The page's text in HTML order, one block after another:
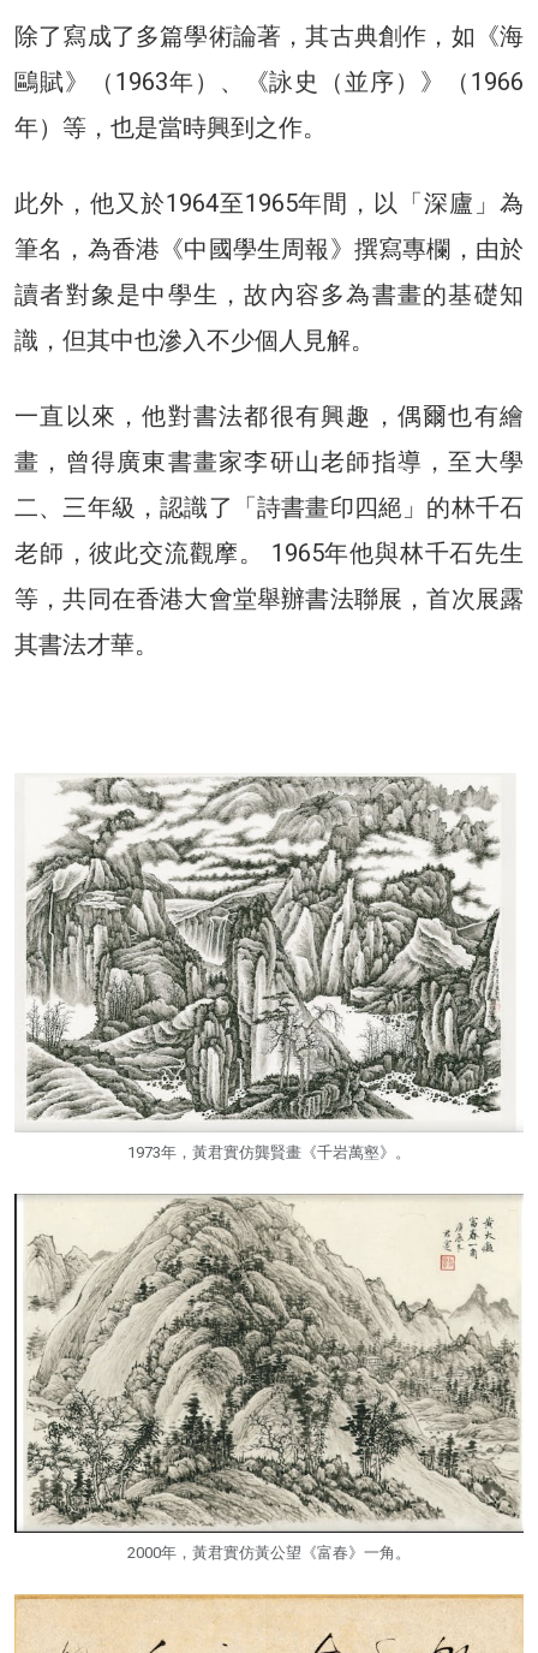
除了寫成了多篇學術論著，其古典創作，如《海
鷗賦》（1963年）、《詠史（並序）》（1966
年）等，也是當時興到之作。
此外，他又於1964至1965年間，以「深廬」為
筆名，為香港《中國學生周報》撰寫專欄，由於
讀者對象是中學生，故內容多為書畫的基礎知
識，但其中也滲入不少個人見解。
一直以來，他對書法都很有興趣，偶爾也有繪
畫，曾得廣東書畫家李研山老師指導，至大學
二、三年級，認識了「詩書畫印四絕」的林千石
老師，彼此交流觀摩。 1965年他與林千石先生
等，共同在香港大會堂舉辦書法聯展，首次展露
其書法才華。
1973年，黃君實仿龔賢畫《千岩萬壑》。
2000年，黃君實仿黃公望《富春》一角。